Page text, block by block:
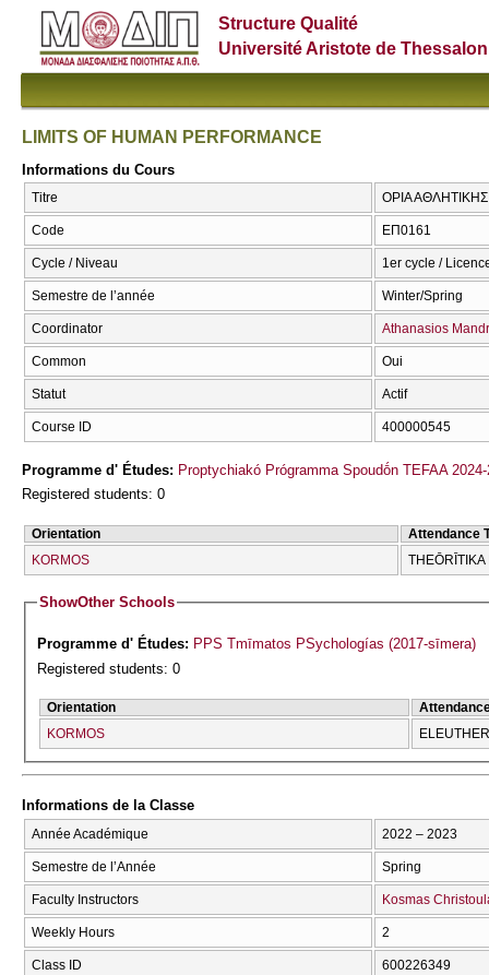
Structure Qualité
Université Aristote de
LIMITS OF HUMAN PERFORMANCE
Informations du Cours
Titre ΟΡΙΑ
Code ΕΠ0161
Cycle / Niveau 1er cycle /
Semestre de l’année Winter/Spring
Coordinator Athanasios
Common Oui
Statut Actif
Course ID 400000545
Programme d' Études: Proptychiakó Prógramma Spoudṓn TEFAA
Registered students: 0
Orientation
Attendance
KORMOS
ShowOther Schools
Programme d' Études: PPS Tmīmatos PSychologías (2017-sīmera)
Registered students: 0
Orientation
KORMOS
Informations de la Classe
Année Académique 2022 – 2023
Semestre de l’Année Spring
Faculty Instructors Kosmas
Weekly Hours 2
Class ID 600226349